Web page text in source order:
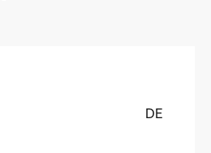
DE